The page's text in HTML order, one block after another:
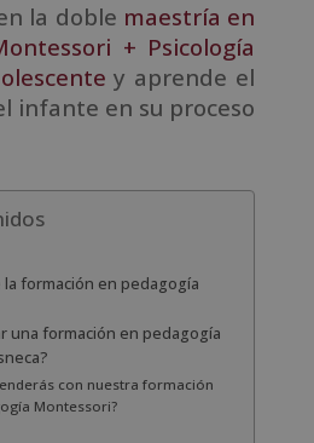
la doble maestría en
+ Psicología
y aprende el
infante en su proceso
la formación en pedagogía
una formación en pedagogía
con nuestra formación
Montessori?